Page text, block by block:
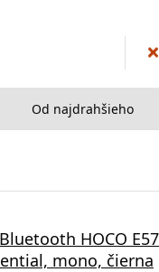
Od najdrahšieho
HOCO E57
mono, čierna